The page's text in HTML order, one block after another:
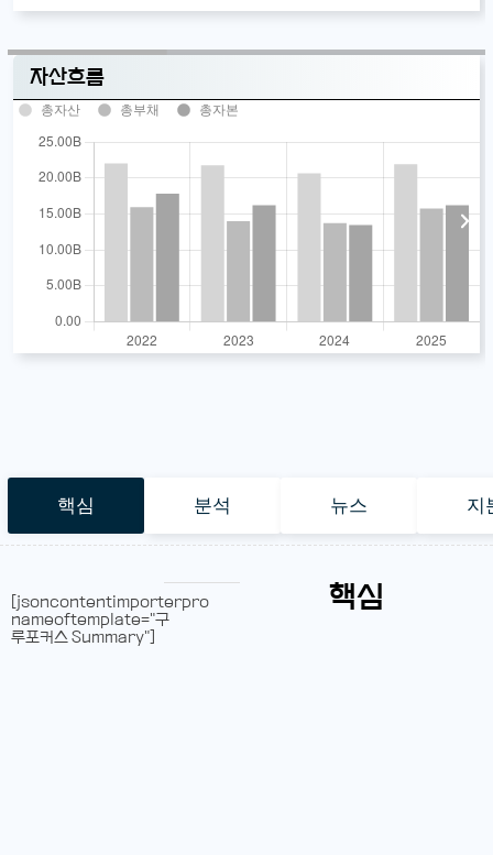
자산흐름
총자산 총부채 총자본
핵심 분석 뉴스 지
핵심
[jsoncontentimporterpro
nameoftemplate="구
루포커스 Summary"]